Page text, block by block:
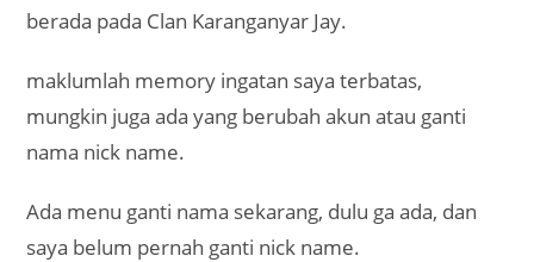
berada pada Clan Karanganyar Jay.
maklumlah memory ingatan saya terbatas,
mungkin juga ada yang berubah akun atau ganti
nama nick name.
Ada menu ganti nama sekarang, dulu ga ada, dan
saya belum pernah ganti nick name.